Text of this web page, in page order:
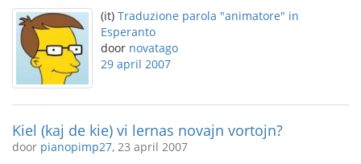
(it) Traduzione parola "animatore" in
Esperanto
door novatago
29 april 2007
Kiel (kaj de kie) vi lernas novajn vortojn?
door pianopimp27, 23 april 2007